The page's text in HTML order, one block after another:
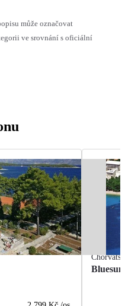
může označovat
ve srovnání s oficiální